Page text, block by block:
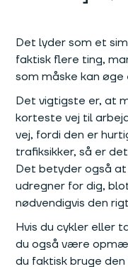
Det lyder som et
faktisk flere ting,
som måske kan øge
Det vigtigste er, at
korteste vej til
vej, fordi den er
trafiksikker, så er
Det betyder også at
udregner for dig,
nødvendigvis den
Hvis du cykler eller
du også være
du faktisk bruge